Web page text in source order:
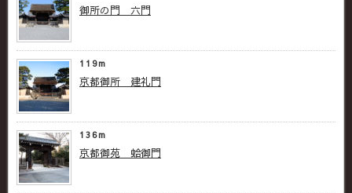
御所の門 六門
119m
京都御所 建礼門
136m
京都御苑 蛤御門